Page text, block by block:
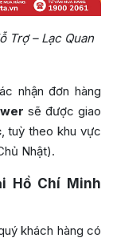
Trợ – Lạc Quan
nhận đơn hàng
sẽ được giao
, tuỳ theo khu vực
Nhật).
Hồ Chí Minh
khách hàng có